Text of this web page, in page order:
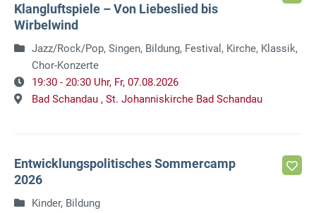
Klangluftspiele – Von Liebeslied bis
Wirbelwind
Jazz/Rock/Pop, Singen, Bildung, Festival, Kirche, Klassik,
Chor-Konzerte
19:30 - 20:30 Uhr, Fr, 07.08.2026
Bad Schandau , St. Johanniskirche Bad Schandau
Entwicklungspolitisches Sommercamp
2026
Kinder, Bildung